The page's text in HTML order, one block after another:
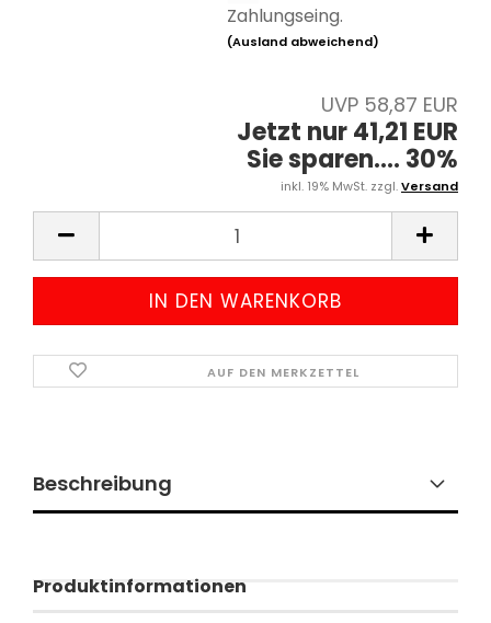
Zahlungseing.
(Ausland abweichend)
UVP 58,87 EUR
Jetzt nur 41,21 EUR
Sie sparen.... 30%
inkl. 19% MwSt. zzgl.Versand
AUF DEN MERKZETTEL
Beschreibung
Produktinformationen